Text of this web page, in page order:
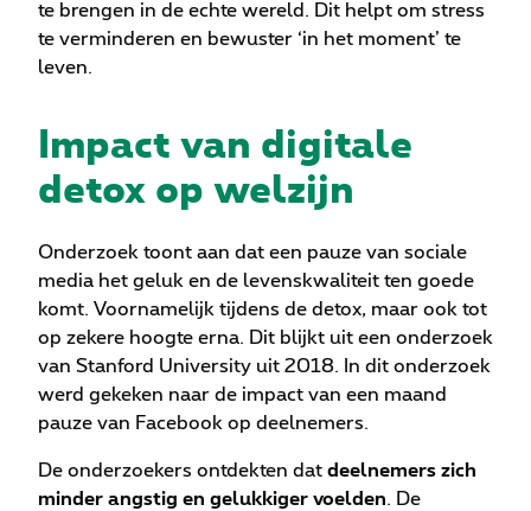
te brengen in de echte wereld. Dit helpt om stress
te verminderen en bewuster ‘in het moment’ te
leven.
Impact van digitale
detox op welzijn
Onderzoek toont aan dat een pauze van sociale
media het geluk en de levenskwaliteit ten goede
komt. Voornamelijk tijdens de detox, maar ook tot
op zekere hoogte erna. Dit blijkt uit een onderzoek
van Stanford University uit 2018. In dit onderzoek
werd gekeken naar de impact van een maand
pauze van Facebook op deelnemers.
De onderzoekers ontdekten dat deelnemers zich
minder angstig en gelukkiger voelden. De